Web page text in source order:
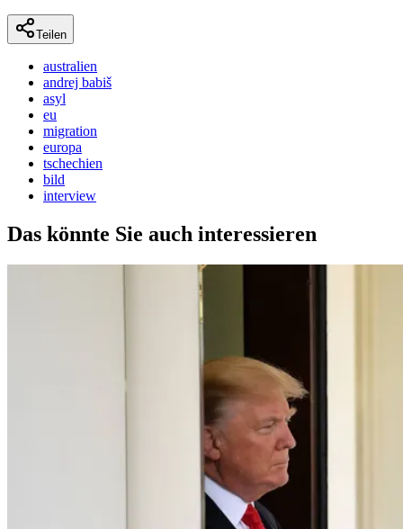
Teilen
australien
andrej babiš
asyl
eu
migration
europa
tschechien
bild
interview
Das könnte Sie auch interessieren